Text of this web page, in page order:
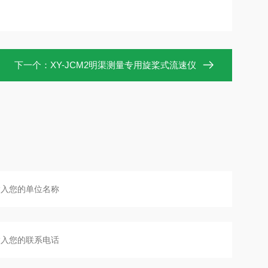
下一个： XY-JCM2明渠测量专用旋桨式流速仪